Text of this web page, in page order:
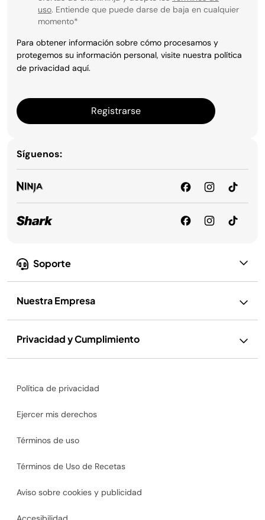
Soporte
Nuestra Empresa
Privacidad y Cumplimiento
uso. Entiende que puede darse de baja en cualquier
momento*
Para obtener información sobre cómo procesamos y
protegemos su información personal, visite nuestra política
de privacidad aquí.
Registrarse
Síguenos:
Política de privacidad
Ejercer mis derechos
Términos de uso
Términos de Uso de Recetas
Aviso sobre cookies y publicidad